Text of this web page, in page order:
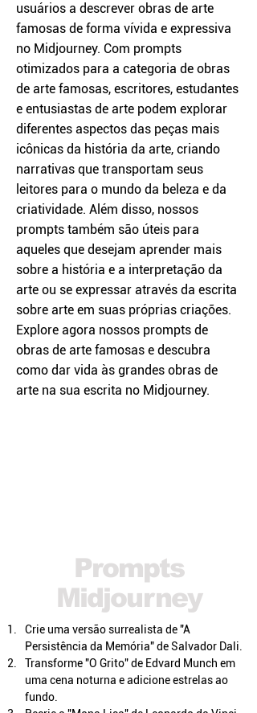
usuários a descrever obras de arte
famosas de forma vívida e expressiva
no Midjourney. Com prompts
otimizados para a categoria de obras
de arte famosas, escritores, estudantes
e entusiastas de arte podem explorar
diferentes aspectos das peças mais
icônicas da história da arte, criando
narrativas que transportam seus
leitores para o mundo da beleza e da
criatividade. Além disso, nossos
prompts também são úteis para
aqueles que desejam aprender mais
sobre a história e a interpretação da
arte ou se expressar através da escrita
sobre arte em suas próprias criações.
Explore agora nossos prompts de
obras de arte famosas e descubra
como dar vida às grandes obras de
arte na sua escrita no Midjourney.
Prompts
Midjourney
Crie uma versão surrealista de "A
Persistência da Memória" de Salvador Dali.
Transforme "O Grito" de Edvard Munch em
uma cena noturna e adicione estrelas ao
fundo.